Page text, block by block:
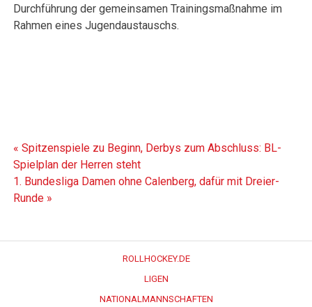
Durchführung der gemeinsamen Trainingsmaßnahme im
Rahmen eines Jugendaustauschs.
Beitragsnavigation
« Spitzenspiele zu Beginn, Derbys zum Abschluss: BL-
Spielplan der Herren steht
1. Bundesliga Damen ohne Calenberg, dafür mit Dreier-
Runde »
ROLLHOCKEY.DE
LIGEN
NATIONALMANNSCHAFTEN